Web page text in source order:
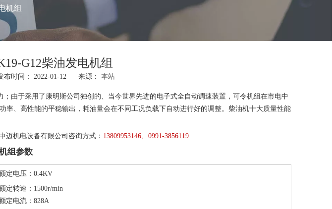
机组
G12柴油发电机组
时间： 2022-01-12 来源： 本站
由于采用了康明斯公司独创的、当今世界先进的电子式全自动调速装置，可令机组在市电中
、高性能的平稳输出，耗油量会在不同工况负载下自动进行好的调整。柴油机十大质量性能
机电设备有限公司咨询方式： 13809953146、0991-3856119
组参数
定电压：0.4KV
定转速：1500r/min
定电流：828A